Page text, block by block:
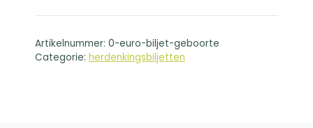
n
a
t
Artikelnummer: 0-euro-biljet-geboorte
Categorie: herdenkingsbiljetten